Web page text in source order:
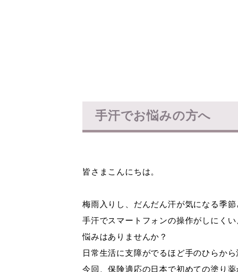
手汗でお悩みの方へ
皆さまこんにちは。
梅雨入りし、だんだん汗が気になる季節
手汗でスマートフォンの操作がしにく
悩みはありませんか？
日常生活に支障がでるほど手のひらか
今回、保険適応の日本で初めての塗り